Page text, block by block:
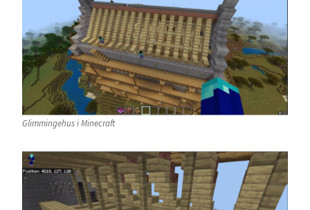
Glimmingehus i Minecraft